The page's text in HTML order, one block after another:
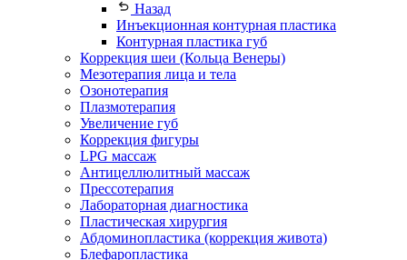
Назад
Инъекционная контурная пластика
Контурная пластика губ
Коррекция шеи (Кольца Венеры)
Мезотерапия лица и тела
Озонотерапия
Плазмотерапия
Увеличение губ
Коррекция фигуры
LPG массаж
Антицеллюлитный массаж
Прессотерапия
Лабораторная диагностика
Пластическая хирургия
Абдоминопластика (коррекция живота)
Блефаропластика